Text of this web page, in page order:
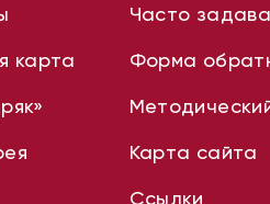
карта
Часто
Форма
Карта сайта
Ссылки